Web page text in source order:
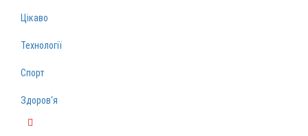
Цікаво
Технології
Спорт
Здоров‘я